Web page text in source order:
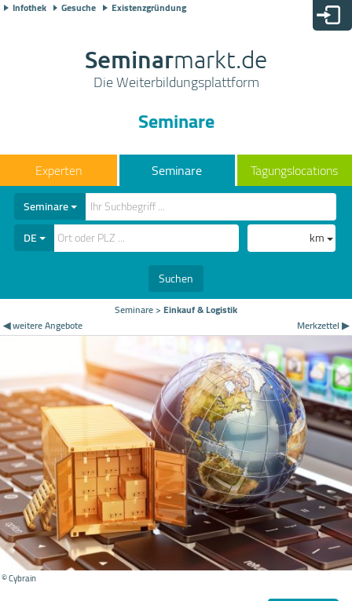
Infothek Gesuche Existenzgründung
Seminarmarkt.de
Die Weiterbildungsplattform
Seminare
Seminare Tagungslocations
Seminare
DE
km
Suchen
Seminare> Einkauf & Logistik
◀ weitere Angebote
Merkzettel ▶
© Cybrain